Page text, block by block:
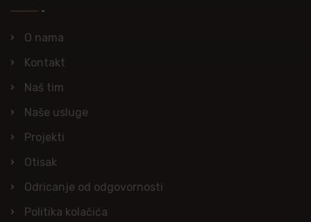
O nama
Kontakt
Naš tim
Naše usluge
Projekti
Otisak
Odricanje od odgovornosti
Politika kolačića